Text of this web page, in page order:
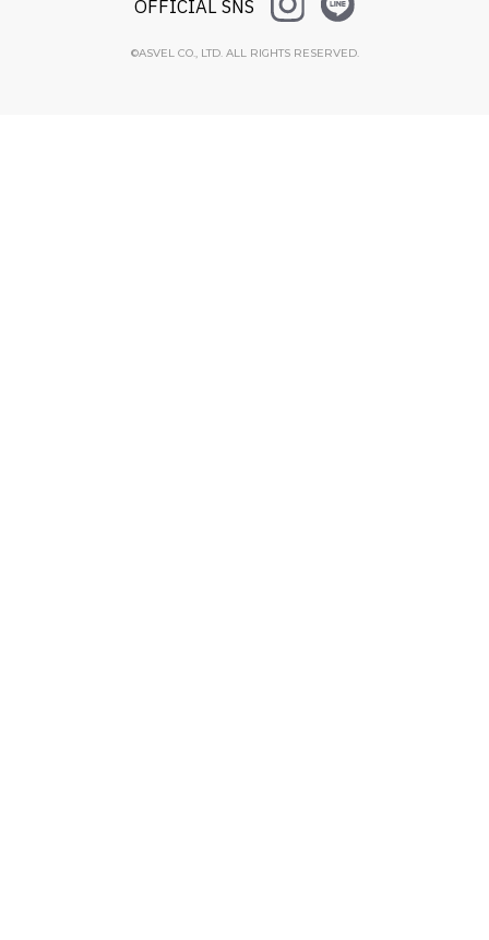
OFFICIAL SNS
©ASVEL CO., LTD. ALL RIGHTS RESERVED.